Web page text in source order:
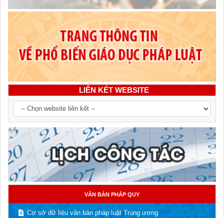
LIÊN KẾT WEBSITE
VĂN BẢN PHÁP QUY
Cơ sở dữ liệu văn bản pháp luật Trung ương